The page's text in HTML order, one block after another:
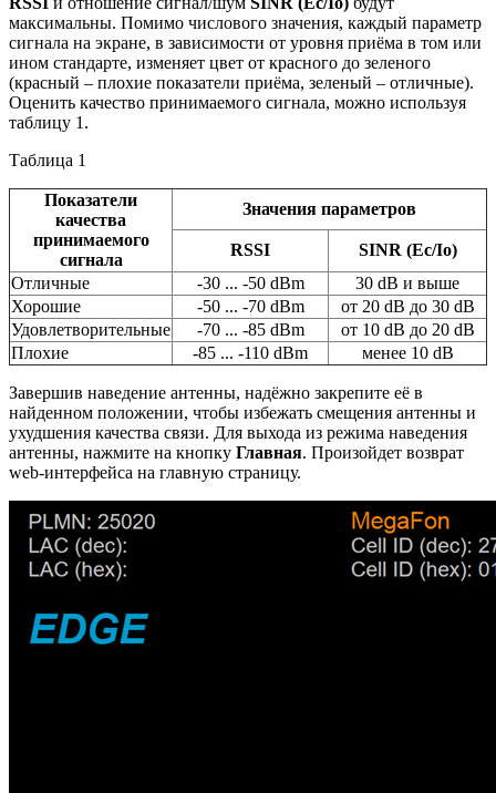
максимальны. Помимо числового значения, каждый параметр
сигнала на экране, в зависимости от уровня приёма в том или
ином стандарте, изменяет цвет от красного до зеленого
(красный – плохие показатели приёма, зеленый – отличные).
Оценить качество принимаемого сигнала, можно используя
таблицу 1.
Таблица 1
Показатели
качества
принимаемого
сигнала
Значения параметров
RSSI
SINR (Ec/Io)
Отличные
-30 ... -50 dBm
30 dB и выше
Хорошие
-50 ... -70 dBm
от 20 dB до 30 dB
Удовлетворительные
-70 ... -85 dBm
от 10 dB до 20 dB
Плохие
-85 ... -110 dBm менее 10 dB
Завершив наведение антенны, надёжно закрепите её в
найденном положении, чтобы избежать смещения антенны и
ухудшения качества связи. Для выхода из режима наведения
антенны, нажмите на кнопку Главная. Произойдет возврат
web-интерфейса на главную страницу.